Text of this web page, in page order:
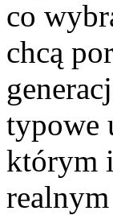
co
chcą
typowe
którym